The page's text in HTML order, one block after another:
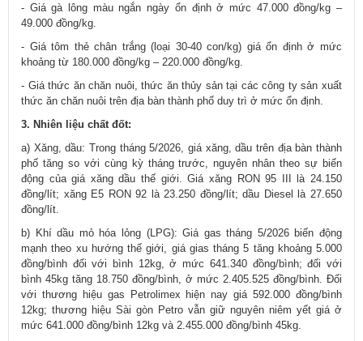
- Giá gà lông màu ngắn ngày ổn định ở mức 47.000 đồng/kg –
49.000 đồng/kg.
- Giá tôm thẻ chân trắng (loại 30-40 con/kg) giá ổn định ở mức
khoảng từ 180.000 đồng/kg – 220.000 đồng/kg.
- Giá thức ăn chăn nuôi, thức ăn thủy sản tại các công ty sản xuất
thức ăn chăn nuôi trên địa bàn thành phố duy trì ở mức ổn định.
3. Nhiên liệu chất đốt:
a) Xăng, dầu: Trong tháng 5/2026, giá xăng, dầu trên địa bàn thành
phố tăng so với cùng kỳ tháng trước, nguyên nhân theo sự biến
động của giá xăng dầu thế giới. Giá xăng RON 95 III là 24.150
đồng/lít; xăng E5 RON 92 là 23.250 đồng/lít; dầu Diesel là 27.650
đồng/lít.
b) Khí dầu mỏ hóa lỏng (LPG): Giá gas tháng 5/2026 biến động
mạnh theo xu hướng thế giới, giá gias tháng 5 tăng khoảng 5.000
đồng/bình đối với bình 12kg, ở mức 641.340 đồng/bình; đối với
bình 45kg tăng 18.750 đồng/bình, ở mức 2.405.525 đồng/bình. Đối
với thương hiệu gas Petrolimex hiện nay giá 592.000 đồng/bình
12kg; thương hiệu Sài gòn Petro vẫn giữ nguyên niêm yết giá ở
mức 641.000 đồng/bình 12kg và 2.455.000 đồng/bình 45kg.